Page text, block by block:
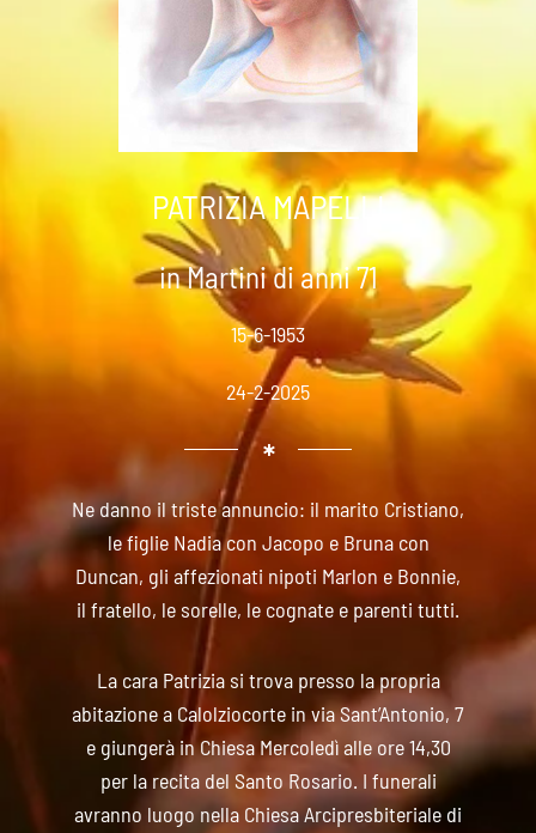
PATRIZIA MAPELLI
in Martini di anni 71
15-6-1953
24-2-2025
Ne danno il triste annuncio: il marito Cristiano,
le figlie Nadia con Jacopo e Bruna con
Duncan, gli affezionati nipoti Marlon e Bonnie,
il fratello, le sorelle, le cognate e parenti tutti.
La cara Patrizia si trova presso la propria
abitazione a Calolziocorte in via Sant’Antonio, 7
e giungerà in Chiesa Mercoledì alle ore 14,30
per la recita del Santo Rosario. I funerali
avranno luogo nella Chiesa Arcipresbiteriale di